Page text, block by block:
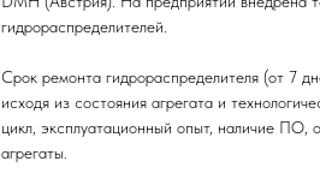
гидрораспределителей.
Срок ремонта гидрораспределителя (от 7
исходя из состояния агрегата и
цикл, эксплуатационный опыт, наличие ПО,
агрегаты.